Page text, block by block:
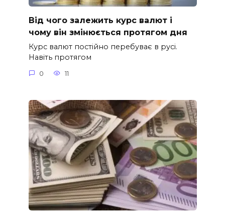
Від чого залежить курс валют і
чому він змінюється протягом дня
Курс валют постійно перебуває в русі.
Навіть протягом
0 11